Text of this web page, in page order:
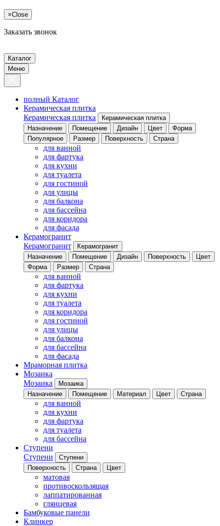
×Close
Заказать звонок
Каталог
Меню
полный Каталог
Керамическая плитка
Керамическая плитка
Керамическая плитка
Назначение
Помещение Дизайн Цвет
Форма
Популярное
Размер Поверхность Страна
для ванной
для фартука
для кухни
для туалета
для гостиной
для улицы
для балкона
для бассейна
для коридора
для фасада
Керамогранит
Керамогранит
Керамогранит
Назначение
Помещение Дизайн Поверхность
Цвет
Форма
Размер Страна
для ванной
для фартука
для кухни
для туалета
для коридора
для гостиной
для улицы
для балкона
для бассейна
для фасада
Мраморная плитка
Мозаика
Мозаика
Мозаика
Назначение
Помещение Материал Цвет Страна
для ванной
для кухни
для фартука
для туалета
для бассейна
Ступени
Ступени
Ступени
Поверхность
Страна Цвет
матовая
противоскользящая
лаппатированная
глянцевая
Бамбуковые панели
Клинкер